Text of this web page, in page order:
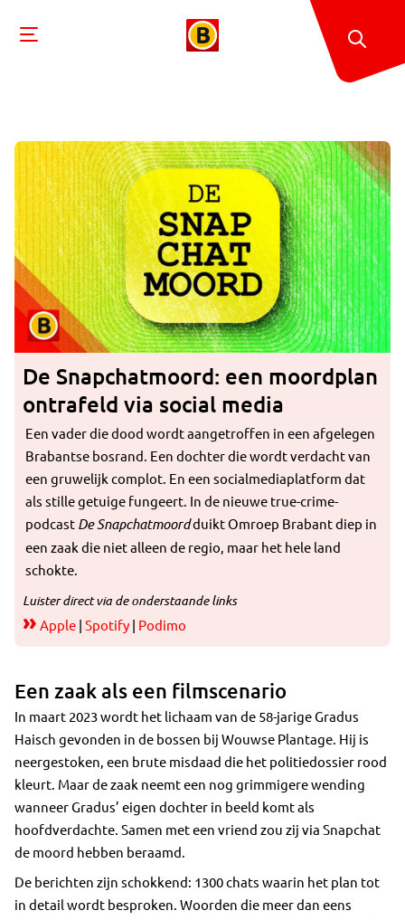
De Snapchatmoord: een moordplan
ontrafeld via social media
Een vader die dood wordt aangetroffen in een afgelegen
Brabantse bosrand. Een dochter die wordt verdacht van
een gruwelijk complot. En een socialmediaplatform dat
als stille getuige fungeert. In de nieuwe true-crime-
podcast De Snapchatmoordduikt Omroep Brabant diep in
een zaak die niet alleen de regio, maar het hele land
schokte.
Luister direct via de onderstaande links
» Apple | Spotify | Podimo
Een zaak als een filmscenario
In maart 2023 wordt het lichaam van de 58-jarige Gradus
Haisch gevonden in de bossen bij Wouwse Plantage. Hij is
neergestoken, een brute misdaad die het politiedossier rood
kleurt. Maar de zaak neemt een nog grimmigere wending
wanneer Gradus’ eigen dochter in beeld komt als
hoofdverdachte. Samen met een vriend zou zij via Snapchat
de moord hebben beraamd.
De berichten zijn schokkend: 1300 chats waarin het plan tot
in detail wordt besproken. Woorden die meer dan eens